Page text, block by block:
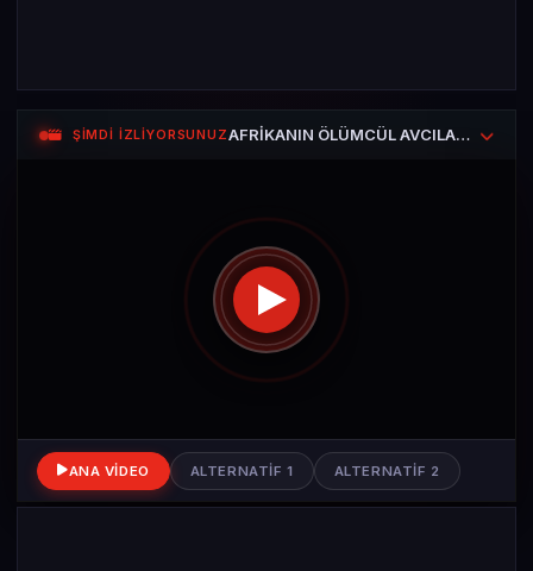
ŞİMDİ İZLİYORSUNUZ AFRİKANIN ÖLÜMCÜL AVCILARI — Avcı Sürüsü
ANA VIDEO ALTERNATIF 1 ALTERNATIF 2